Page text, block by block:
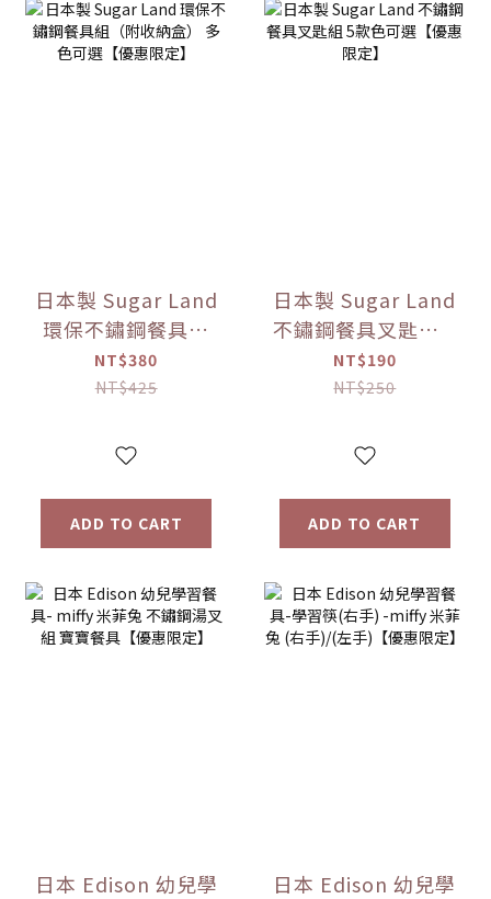
日本製 Sugar Land
環保不鏽鋼餐具組
（附收納盒） 多色
可選【優惠限定】
NT$380
NT$425
ADD TO CART
日本製 Sugar Land
不鏽鋼餐具叉匙組 5
款色可選【優惠限
定】
NT$190
NT$250
ADD TO CART
日本 Edison 幼兒學
日本 Edison 幼兒學